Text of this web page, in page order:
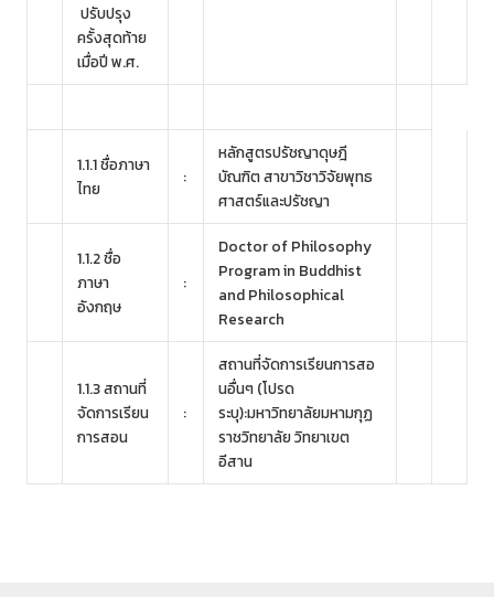
ปรับปรุง
ครั้งสุดท้าย
เมื่อปี พ.ศ.
1.1.1 ชื่อภาษา
ไทย
:
หลักสูตรปรัชญาดุษฎี
บัณฑิต สาขาวิชาวิจัยพุทธ
ศาสตร์และปรัชญา
1.1.2 ชื่อ
ภาษา
อังกฤษ
:
Doctor of Philosophy
Program in Buddhist
and Philosophical
Research
1.1.3 สถานที่
จัดการเรียน
การสอน
:
สถานที่จัดการเรียนการสอ
นอื่นๆ (โปรด
ระบุ):มหาวิทยาลัยมหามกุฏ
ราชวิทยาลัย วิทยาเขต
อีสาน